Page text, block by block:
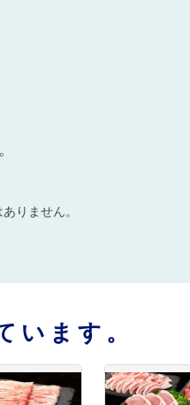
りません。
います。